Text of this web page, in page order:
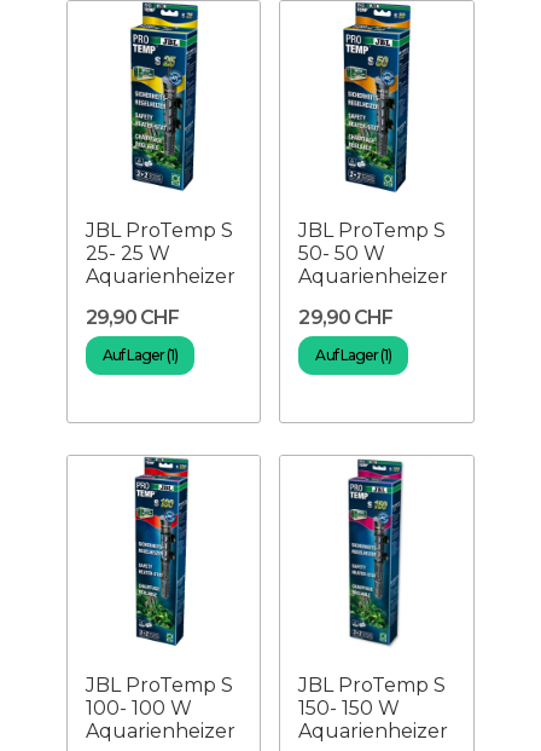
JBL ProTemp S
25- 25 W
Aquarienheizer
29,90 CHF
Auf Lager (1)
JBL ProTemp S
50- 50 W
Aquarienheizer
29,90 CHF
Auf Lager (1)
JBL ProTemp S
100- 100 W
Aquarienheizer
JBL ProTemp S
150- 150 W
Aquarienheizer